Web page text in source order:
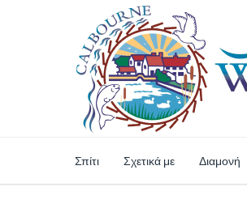
Σπίτι Σχετικά με Διαμονή